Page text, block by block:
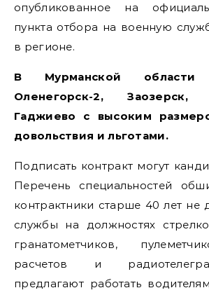
опубликованное на
пункта отбора на военную
в регионе.
В Мурманской области
Оленегорск-2, Заозерск,
Гаджиево с высоким
довольствия и льготами.
Подписать контракт могут
Перечень специальностей
контрактники старше 40 лет не
службы на должностях
гранатометчиков,
расчетов и
предлагают работать